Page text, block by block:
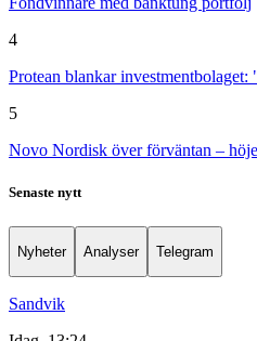
4
Protean blankar investmentbolaget:
5
Novo Nordisk över förväntan –
Senaste nytt
Nyheter Analyser Telegram
Sandvik